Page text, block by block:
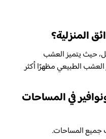
المنزلية؟
حيث يتميز العشب
العشب الطبيعي مظهرًا أكثر
في المساحات
جميع المساحات.